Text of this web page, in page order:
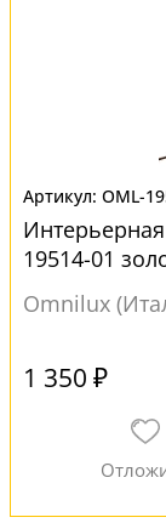
OML-
19514-01
Omnilux
1 350 ₽